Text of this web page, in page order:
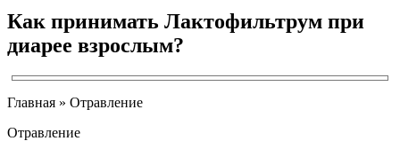
Как принимать Лактофильтрум при
диарее взрослым?
Главная » Отравление
Отравление